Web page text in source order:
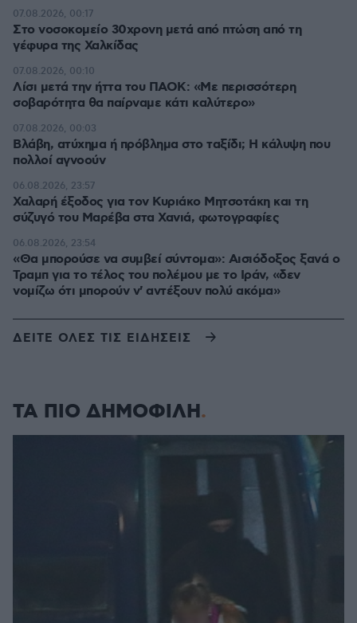
Στο νοσοκομείο 30χρονη μετά από πτώση από τη
γέφυρα της Χαλκίδας
07.08.2026, 00:17
Λίσι μετά την ήττα του ΠΑΟΚ: «Με περισσότερη
σοβαρότητα θα παίρναμε κάτι καλύτερο»
07.08.2026, 00:10
Βλάβη, ατύχημα ή πρόβλημα στο ταξίδι; Η κάλυψη που
πολλοί αγνοούν
07.08.2026, 00:03
Χαλαρή έξοδος για τον Κυριάκο Μητσοτάκη και τη
σύζυγό του Μαρέβα στα Χανιά, φωτογραφίες
06.08.2026, 23:57
«Θα μπορούσε να συμβεί σύντομα»: Αισιόδοξος ξανά ο
Τραμπ για το τέλος του πολέμου με το Ιράν, «δεν
νομίζω ότι μπορούν ν' αντέξουν πολύ ακόμα»
06.08.2026, 23:54
ΔΕΙΤΕ ΟΛΕΣ ΤΙΣ ΕΙΔΗΣΕΙΣ
ΤΑ ΠΙΟ ΔΗΜΟΦΙΛΗ